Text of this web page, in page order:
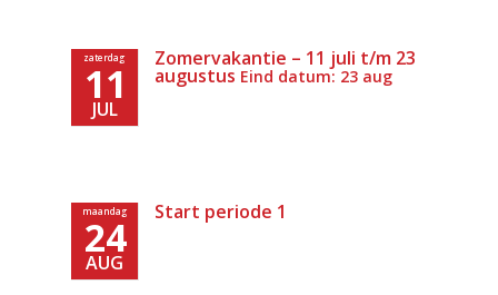
zaterdag
11
JUL
Zomervakantie – 11 juli t/m 23
augustus Eind datum: 23 aug
maandag
24
AUG
Start periode 1